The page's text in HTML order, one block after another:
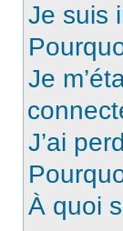
Je suis
Je
J’ai
À quoi